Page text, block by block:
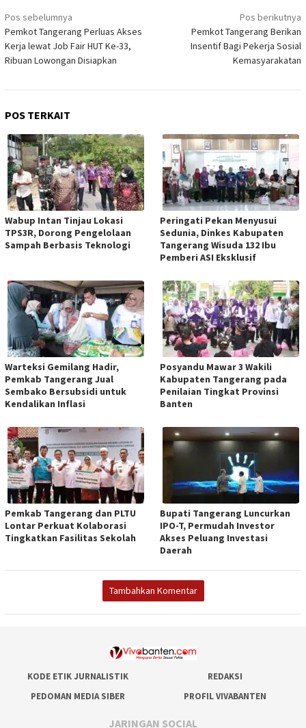
Navigasi
pos
Pos sebelumnya
Pemkot Tangerang Perluas Akses
Kerja lewat Job Fair HUT Ke-33,
Ribuan Lowongan Disiapkan
Pos berikutnya
Pemkot Tangerang Berikan
Insentif Bagi Pekerja Sosial
Kemasyarakatan
POS TERKAIT
Wabup Intan Tinjau Lokasi
TPS3R, Dorong Pengelolaan
Sampah Berbasis Teknologi
Peringati Pekan Menyusui
Sedunia, Dinkes Kabupaten
Tangerang Wisuda 132 Ibu
Pemberi ASI Eksklusif
Warteksi Gemilang Hadir,
Pemkab Tangerang Jual
Sembako Bersubsidi untuk
Kendalikan Inflasi
Posyandu Mawar 3 Wakili
Kabupaten Tangerang pada
Penilaian Tingkat Provinsi
Banten
Pemkab Tangerang dan PLTU
Lontar Perkuat Kolaborasi
Tingkatkan Fasilitas Sekolah
Bupati Tangerang Luncurkan
IPO-T, Permudah Investor
Akses Peluang Investasi
Daerah
Tambahkan Komentar
KODE ETIK JURNALISTIK
REDAKSI
PEDOMAN MEDIA SIBER
PROFIL VIVABANTEN
JARINGAN SOCIAL